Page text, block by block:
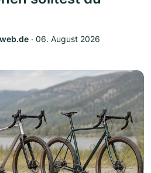
‧ 06. August 2026